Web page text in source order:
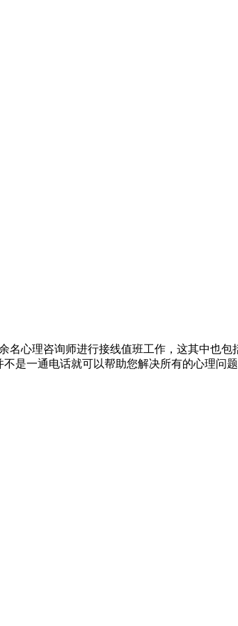
名心理咨询师进行接线值班工作，这其中也
是一通电话就可以帮助您解决所有的心理问